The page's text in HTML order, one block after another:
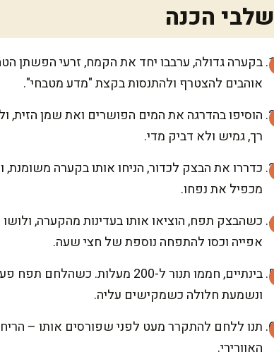
שלבי הכנה
בקערה גדולה, ערבבו יחד את הקמח, זרעי הפשתן
אוהבים להצטרף ולהתנסות בקצת "מדע מטבחי".
רך, גמיש ולא דביק מדי.
כדררו את הבצק לכדור, הניחו אותו בקערה
מכפיל את נפחו.
כשהבצק תפח, הוציאו אותו בעדינות מהקערה, ולושו
אפייה וכסו להתפחה נוספת של חצי שעה.
ונשמעת חלולה כשמקישים עליה.
תנו ללחם להתקרר מעט לפני שפורסים אותו –
האוורירי.